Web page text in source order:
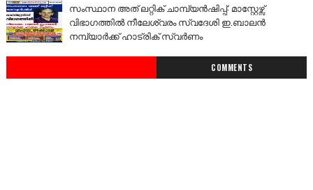
സംസ്ഥാന അത് ലറ്റിക് ചാമ്പ്യൻഷിപ്പ്: മാസ്റ്റേഴ്സ്
വിഭാഗത്തിൽ നീലേശ്വരം സ്വദേശി ഇ.ബാലൻ
നമ്പ്യാർക്ക് ഹാട്രിക് സ്വർണം
COMMENTS